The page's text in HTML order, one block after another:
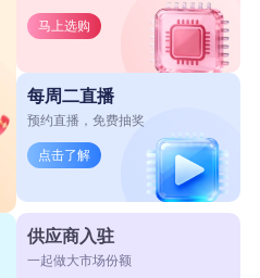
马上选购
每周二直播
预约直播，免费抽奖
点击了解
供应商入驻
一起做大市场份额